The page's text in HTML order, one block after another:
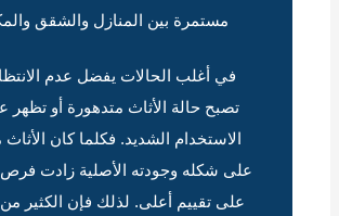
مستمرة بين المنازل والشقق
في أغلب الحالات يفضل عدم
تصبح حالة الأثاث متدهورة أو تظهر
الاستخدام الشديد. فكلما كان
على شكله وجودته الأصلية زادت
على تقييم أعلى. لذلك فإن الكثير من